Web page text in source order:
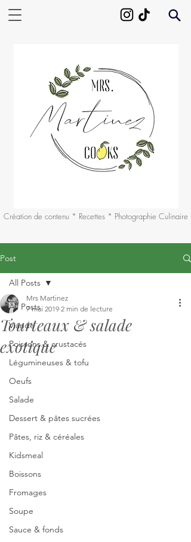
Création de contenu * Recettes * Photographie Culinaire
Post
All Posts
Viande
Poissons & crustacés
Légumineuses & tofu
Oeufs
Salade
Dessert & pâtes sucrées
Pâtes, riz & céréales
Kidsmeal
Boissons
Fromages
Soupe
Sauce & fonds
All Posts
Tourteaux & salade
exotique
Mrs Martinez
7 mai 2019 2 min de lecture